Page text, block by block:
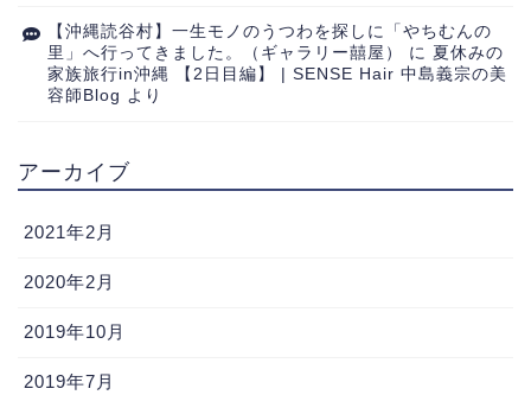
【沖縄読谷村】一生モノのうつわを探しに「やちむんの
里」へ行ってきました。（ギャラリー囍屋）
に 夏休みの
家族旅行in沖縄 【2日目編】 | SENSE Hair 中島義宗の美
容師Blog より
アーカイブ
2021年2月
2020年2月
2019年10月
2019年7月